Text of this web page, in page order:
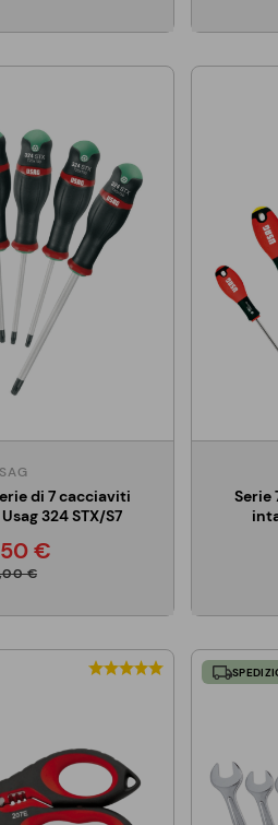
di 7 cacciaviti
324 STX/S7
€
€
Serie